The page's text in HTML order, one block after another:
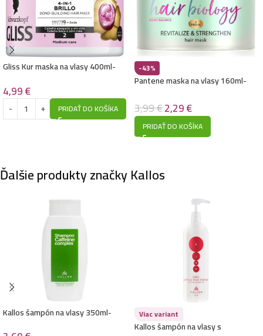
Kallos maska na vlasy 275ml- Milk
2,59€
Kallos maska na vlasy 275ml- Aloe
2,59€
Kallos maska na vlasy 275ml- Chocolate
2,59
Kallos maska na vlasy 275ml- Algae
Kallos maska na vlasy 275ml- Banana
2,59€
Gliss Kur maska na vlasy 400ml-
4,99€
PRIDAŤ DO KOŠÍKA
-43%
Pantene maska na vlasy 160ml-
rednúce vlasy
3,99€2,29€
PRIDAŤ DO KOŠÍKA
Ďalšie produkty značky Kallos
Kallos šampón na vlasy 350ml- Viac variant
Kallos šampón na vlasy s